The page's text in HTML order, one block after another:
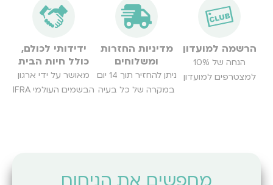
הרשמה למועדון
הנחה של 10%
למצטרפים למועדון
מדיניות החזרות
ומשלוחים
ניתן להחזיר תוך 14 יום
במקרה של כל בעיה
ידידותי לכולם,
כולל חיות הבית
מאושר על ידי ארגון
הבשמים העולמי IFRA